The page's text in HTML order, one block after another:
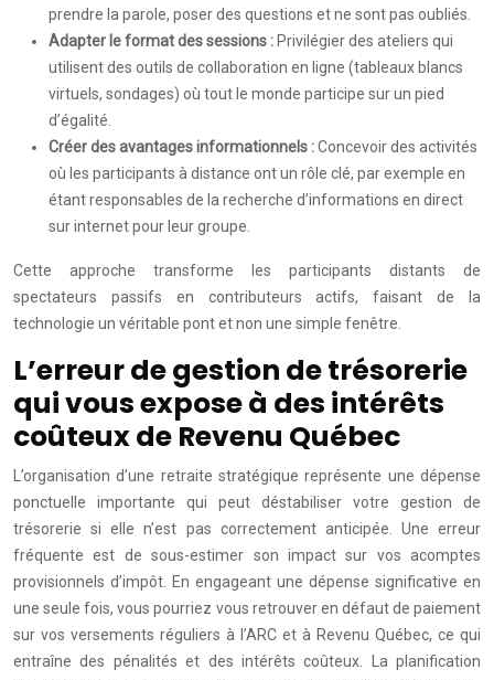
prendre la parole, poser des questions et ne sont pas oubliés.
Adapter le format des sessions : Privilégier des ateliers qui
utilisent des outils de collaboration en ligne (tableaux blancs
virtuels, sondages) où tout le monde participe sur un pied
d’égalité.
Créer des avantages informationnels :Concevoir des activités
où les participants à distance ont un rôle clé, par exemple en
étant responsables de la recherche d’informations en direct
sur internet pour leur groupe.
Cette approche transforme les participants distants de
spectateurs passifs en contributeurs actifs, faisant de la
technologie un véritable pont et non une simple fenêtre.
L’erreur de gestion de trésorerie
qui vous expose à des intérêts
coûteux de Revenu Québec
L’organisation d’une retraite stratégique représente une dépense
ponctuelle importante qui peut déstabiliser votre gestion de
trésorerie si elle n’est pas correctement anticipée. Une erreur
fréquente est de sous-estimer son impact sur vos acomptes
provisionnels d’impôt. En engageant une dépense significative en
une seule fois, vous pourriez vous retrouver en défaut de paiement
sur vos versements réguliers à l’ARC et à Revenu Québec, ce qui
entraîne des pénalités et des intérêts coûteux. La planification